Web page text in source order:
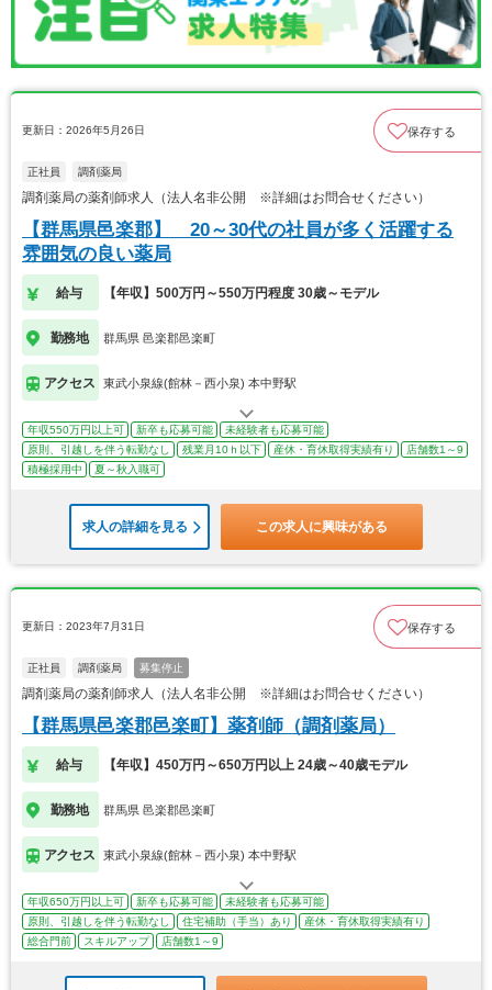
更新日：2026年5月26日 保存する
正社員 調剤薬局
調剤薬局の薬剤師求人（法人名非公開 ※詳細はお問合せください）
【群馬県邑楽郡】 20～30代の社員が多く活躍する
雰囲気の良い薬局
給与 【年収】500万円～550万円程度 30歳～モデル
勤務地 群馬県 邑楽郡邑楽町
アクセス 東武小泉線(館林－西小泉) 本中野駅
年収550万円以上可 新卒も応募可能
未経験者も応募可能
原則、引越しを伴う転勤なし
残業月10ｈ以下 産休・育休取得実績有り
店舗数1～9
積極採用中
夏～秋入職可
求人の詳細を見る この求人に興味がある
更新日：2023年7月31日 保存する
正社員 調剤薬局 募集停止
調剤薬局の薬剤師求人（法人名非公開 ※詳細はお問合せください）
【群馬県邑楽郡邑楽町】薬剤師（調剤薬局）
給与 【年収】450万円～650万円以上 24歳～40歳モデル
勤務地 群馬県 邑楽郡邑楽町
アクセス 東武小泉線(館林－西小泉) 本中野駅
年収650万円以上可 新卒も応募可能
未経験者も応募可能
原則、引越しを伴う転勤なし
住宅補助（手当）あり
産休・育休取得実績有り
総合門前
スキルアップ 店舗数1～9